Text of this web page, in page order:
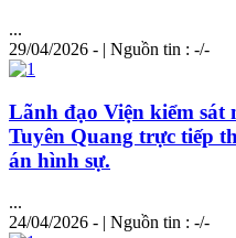
...
29/04/2026 - | Nguồn tin : -/-
Lãnh đạo Viện kiểm sát
Tuyên Quang trực tiếp
án hình sự.
...
24/04/2026 - | Nguồn tin : -/-